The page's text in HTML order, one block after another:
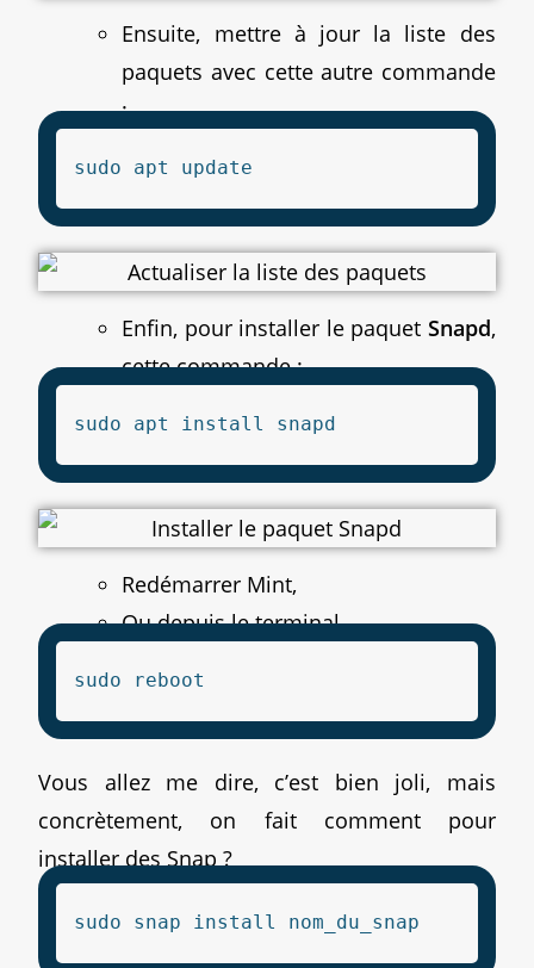
Ensuite, mettre à jour la liste des
paquets avec cette autre commande
:
sudo apt update
Enfin, pour installer le paquet Snapd,
cette commande :
sudo apt install snapd
Redémarrer Mint,
Ou depuis le terminal.
sudo reboot
Vous allez me dire, c’est bien joli, mais
concrètement, on fait comment pour
installer des Snap ?
sudo snap install nom_du_snap